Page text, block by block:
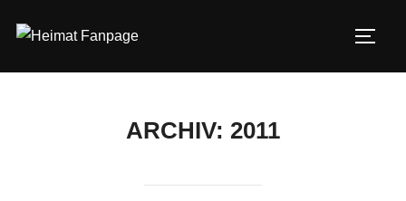
Inhalt
ARCHIV: 2011